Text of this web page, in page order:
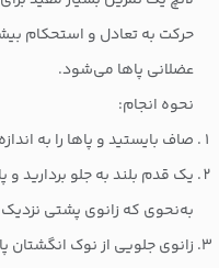
حرکت به تعادل و استحکام
عضلانی پاها می‌شود.
نحوه انجام:
صاف بایستید و پاها را به
به‌نحوی که زانوی پشتی
زانوی جلویی از نوک انگشتان